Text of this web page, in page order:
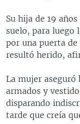
Su hija de 19
suelo, para luego
por una puerta
resultó herido,
La mujer aseguró
armados y
disparando
tarde que creía